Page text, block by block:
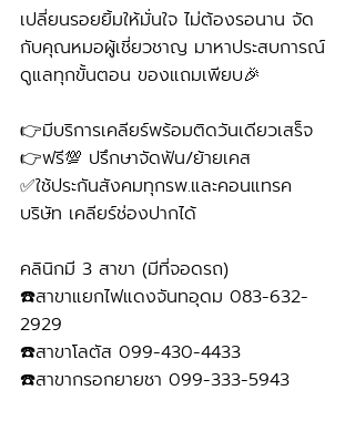
เปลี่ยนรอยยิ้มให้มั่นใจ ไม่ต้องรอนาน จัด
กับคุณหมอผู้เชี่ยวชาญ มาหาประสบการณ์
ดูแลทุกขั้นตอน ของแถมเพียบ🎉
👉มีบริการเคลียร์พร้อมติดวันเดียวเสร็จ
👉ฟรี💯 ปรึกษาจัดฟัน/ย้ายเคส
✅ใช้ประกันสังคมทุกรพ.และคอนแทรค
บริษัท เคลียร์ช่องปากได้
คลินิกมี 3 สาขา (มีที่จอดรถ)
☎️สาขาแยกไฟแดงจันทอุดม 083-632-
2929
☎️สาขาโลตัส 099-430-4433
☎️สาขากรอกยายชา 099-333-5943